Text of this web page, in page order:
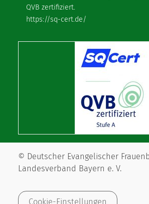
QVB zertifiziert.
https://sq-cert.de/
© Deutscher Evangelischer
Landesverband Bayern e. V.
Cookie-Einstellungen